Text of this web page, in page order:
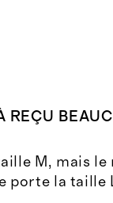
REÇU
M, mais
porte la taille